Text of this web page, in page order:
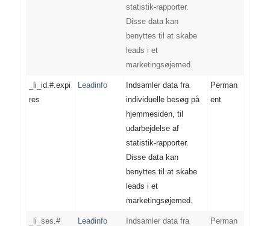
statistik-rapporter.
Disse data kan
benyttes til at skabe
leads i et
marketingsøjemed.
_li_id.#.expi
res
Leadinfo
Indsamler data fra
individuelle besøg på
hjemmesiden, til
udarbejdelse af
statistik-rapporter.
Disse data kan
benyttes til at skabe
leads i et
marketingsøjemed.
Perman
ent
_li_ses.# Leadinfo
Indsamler data fra
Perman